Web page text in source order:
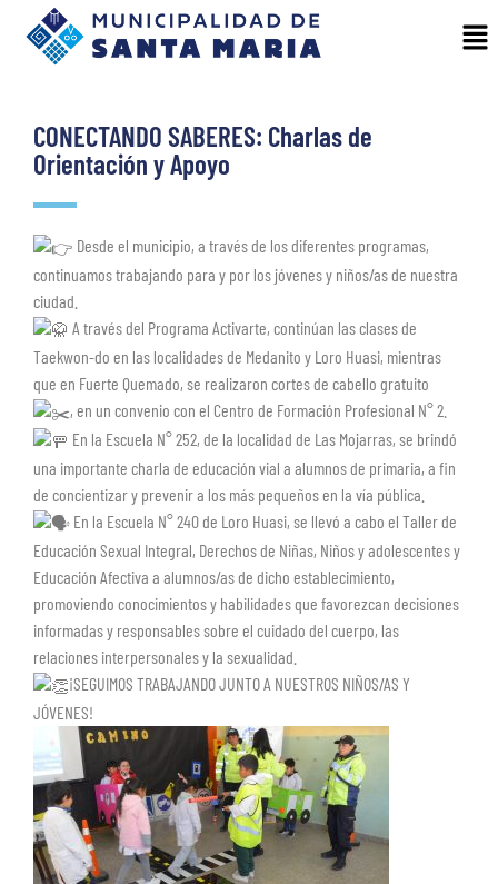
CONECTANDO SABERES: Charlas de
Orientación y Apoyo
Desde el municipio, a través de los diferentes programas,
continuamos trabajando para y por los jóvenes y niños/as de nuestra
ciudad.
A través del Programa Activarte, continúan las clases de
Taekwon-do en las localidades de Medanito y Loro Huasi, mientras
que en Fuerte Quemado, se realizaron cortes de cabello gratuito
, en un convenio con el Centro de Formación Profesional N° 2.
En la Escuela N° 252, de la localidad de Las Mojarras, se brindó
una importante charla de educación vial a alumnos de primaria, a fin
de concientizar y prevenir a los más pequeños en la vía pública.
En la Escuela N° 240 de Loro Huasi, se llevó a cabo el Taller de
Educación Sexual Integral, Derechos de Niñas, Niños y adolescentes y
Educación Afectiva a alumnos/as de dicho establecimiento,
promoviendo conocimientos y habilidades que favorezcan decisiones
informadas y responsables sobre el cuidado del cuerpo, las
relaciones interpersonales y la sexualidad.
¡SEGUIMOS TRABAJANDO JUNTO A NUESTROS NIÑOS/AS Y
JÓVENES!